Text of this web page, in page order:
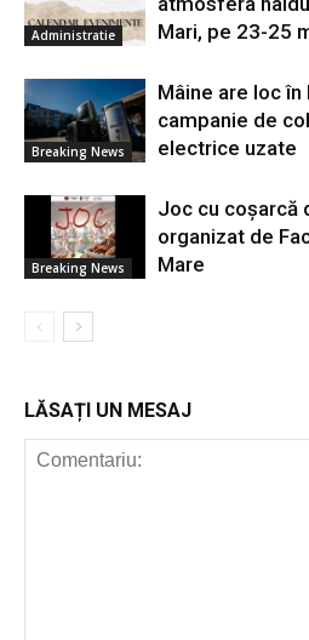
Administratie
Mari, pe 23-25
Breaking News
Mâine are loc în
campanie de
electrice uzate
Breaking News
Joc cu coșarcă
organizat de
Mare
LĂSAȚI UN MESAJ